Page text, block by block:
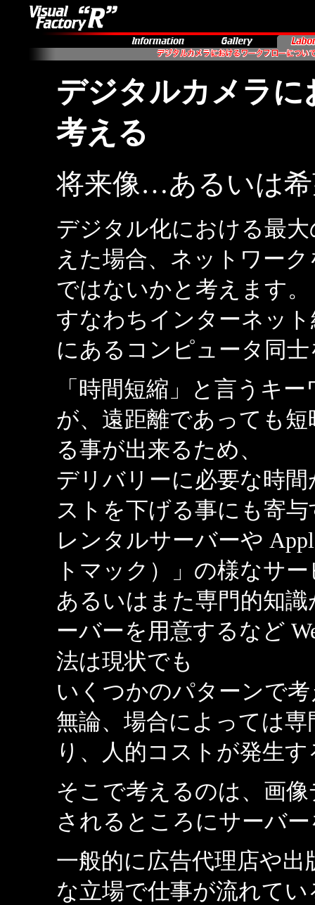
デジタルカメラ
考える
将来像…あるいは
デジタル化における最
えた場合、ネットワー
ではないかと考えます。
すなわちインターネッ
にあるコンピュータ同
「時間短縮」と言うキ
が、遠距離であっても
る事が出来るため、
デリバリーに必要な時
ストを下げる事にも寄
レンタルサーバーや
トマック）」の様なサ
あるいはまた専門的知
ーバーを用意するなど
法は現状でも
いくつかのパターンで
無論、場合によっては
り、人的コストが発生
そこで考えるのは、画
されるところにサーバ
一般的に広告代理店や
な立場で仕事が流れて